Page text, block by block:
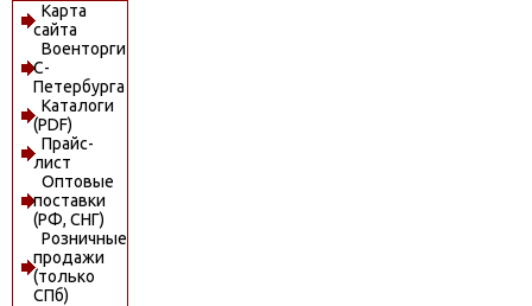
Карта
сайта
Военторги
С-
Петербурга
Каталоги
(PDF)
Прайс-
лист
Оптовые
поставки
(РФ, СНГ)
Розничные
продажи
(только
СПб)